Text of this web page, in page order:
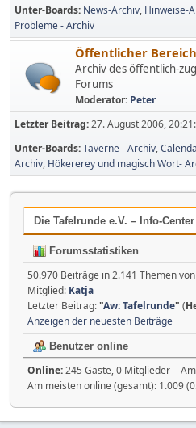
Unter-Boards News-Archiv Hinweise-
Probleme - Archiv
Öffentlicher
Archiv des öffentlich-
Forums
Moderator: Peter
Letzter Beitrag:27. August 2006,
Unter-Boards Taverne - Archiv
Archiv Hökererey und magisch Wort-
Die Tafelrunde e.V. – Info-Center
Forumsstatistiken
50.970 Beiträge in 2.141 Themen
Mitglied: Katja
Letzter Beitrag:"Aw: Tafelrunde" (
Anzeigen der neuesten Beiträge
Benutzer online
Online:245 Gäste, 0 Mitglieder -
Am meisten online (gesamt): 1.009